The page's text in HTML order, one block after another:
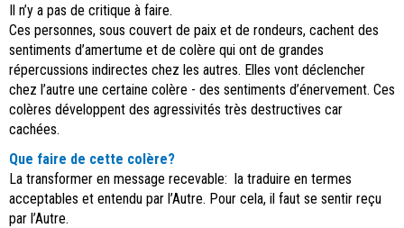
Il n’y a pas de critique à faire.
Ces personnes, sous couvert de paix et de rondeurs, cachent des
sentiments d’amertume et de colère qui ont de grandes
répercussions indirectes chez les autres. Elles vont déclencher
chez l’autre une certaine colère - des sentiments d’énervement. Ces
colères développent des agressivités très destructives car
cachées.
Que faire de cette colère?
La transformer en message recevable: la traduire en termes
acceptables et entendu par l’Autre. Pour cela, il faut se sentir reçu
par l’Autre.